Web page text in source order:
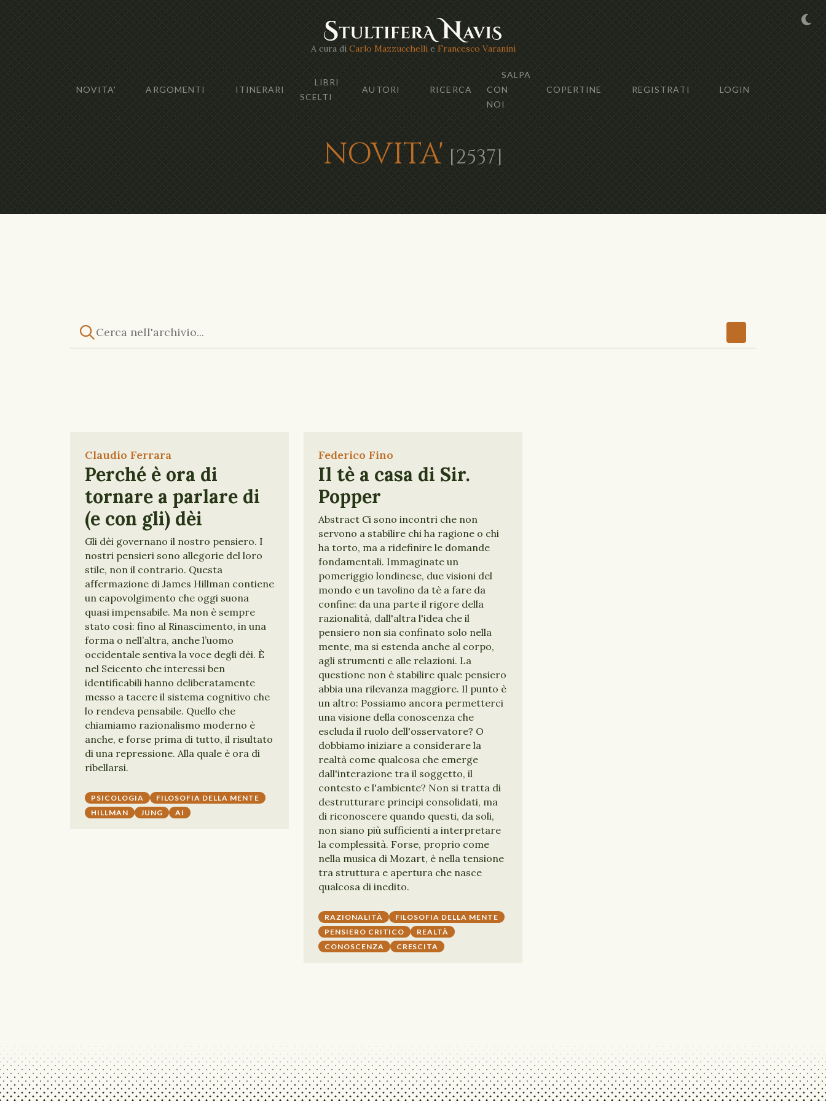
A cura di Carlo Mazzucchellie Francesco Varanini
NOVITA' ARGOMENTI ITINERARI
LIBRI
SCELTI
AUTORI RICERCA
SALPA
CON
NOI
COPERTINE REGISTRATI LOGIN
NOVITA' [2537]
Claudio Ferrara
Perché è ora di
tornare a parlare di
(e con gli) dèi
Gli dèi governano il nostro pensiero. I
nostri pensieri sono allegorie del loro
stile, non il contrario. Questa
affermazione di James Hillman contiene
un capovolgimento che oggi suona
quasi impensabile. Ma non è sempre
stato così: fino al Rinascimento, in una
forma o nell’altra, anche l’uomo
occidentale sentiva la voce degli dèi. È
nel Seicento che interessi ben
identificabili hanno deliberatamente
messo a tacere il sistema cognitivo che
lo rendeva pensabile. Quello che
chiamiamo razionalismo moderno è
anche, e forse prima di tutto, il risultato
di una repressione. Alla quale è ora di
ribellarsi.
PSICOLOGIA
FILOSOFIA DELLA MENTE
HILLMAN
JUNG AI
Federico Fino
Il tè a casa di Sir.
Popper
Abstract Ci sono incontri che non
servono a stabilire chi ha ragione o chi
ha torto, ma a ridefinire le domande
fondamentali. Immaginate un
pomeriggio londinese, due visioni del
mondo e un tavolino da tè a fare da
confine: da una parte il rigore della
razionalità, dall'altra l'idea che il
pensiero non sia confinato solo nella
mente, ma si estenda anche al corpo,
agli strumenti e alle relazioni. La
questione non è stabilire quale pensiero
abbia una rilevanza maggiore. Il punto è
un altro: Possiamo ancora permetterci
una visione della conoscenza che
escluda il ruolo dell'osservatore? O
dobbiamo iniziare a considerare la
realtà come qualcosa che emerge
dall'interazione tra il soggetto, il
contesto e l'ambiente? Non si tratta di
destrutturare principi consolidati, ma
di riconoscere quando questi, da soli,
non siano più sufficienti a interpretare
la complessità. Forse, proprio come
nella musica di Mozart, è nella tensione
tra struttura e apertura che nasce
qualcosa di inedito.
RAZIONALITÀ
FILOSOFIA DELLA MENTE
PENSIERO CRITICO
REALTÀ
CONOSCENZA
CRESCITA